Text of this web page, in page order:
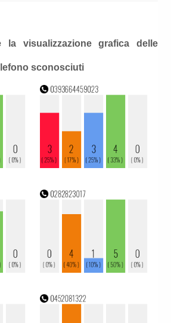
la visualizzazione grafica delle
sconosciuti